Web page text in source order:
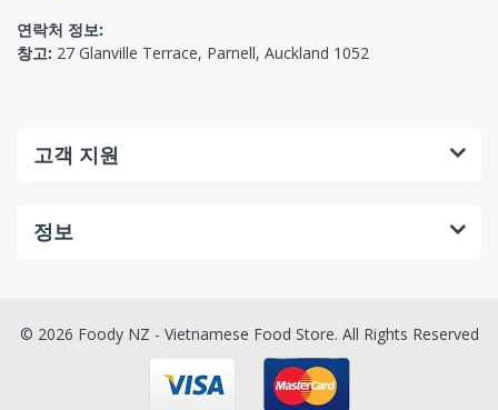
연락처 정보:
창고: 27 Glanville Terrace, Parnell, Auckland 1052
고객 지원
정보
© 2026 Foody NZ - Vietnamese Food Store. All Rights Reserved